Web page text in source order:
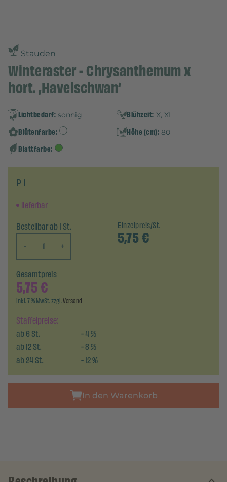
Stauden
Winteraster - Chrysanthemum x
hort. ‚Havelschwan‘
Lichtbedarf: sonnig Blühzeit: X, XI
Blütenfarbe: Höhe (cm): 80
Blattfarbe:
P 1
lieferbar
Bestellbar ab 1 St.
-
+
Einzelpreis/St.
5,75€
Staffelpreise:
ab6St. -4%
ab12St. -8%
ab24St. -12%
Gesamtpreis
5,75€
inkl. 7 % MwSt. zzgl.Versand
In den Warenkorb